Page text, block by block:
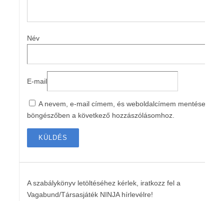
Név
E-mail
A nevem, e-mail címem, és weboldalcímem mentése a
böngészőben a következő hozzászólásomhoz.
A szabálykönyv letöltéséhez kérlek, iratkozz fel a
Vagabund/Társasjáték NINJA hírlevélre!